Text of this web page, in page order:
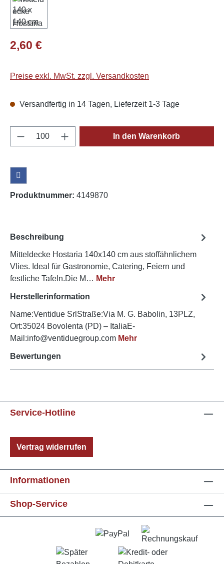
Regulärer Preis:
2,60 €
Preise exkl. MwSt. zzgl. Versandkosten
Versandfertig in 14 Tagen, Lieferzeit 1-3 Tage
Produkt Anzahl: Gib den gewünschten
In den Warenkorb
Produktnummer: 4149870
Beschreibung
Mitteldecke Hostaria 140x140 cm aus stoffähnlichem
Vlies. Ideal für Gastronomie, Catering, Feiern und
festliche Tafeln.Die M… Mehr
Herstellerinformation
Name:Ventidue SrlStraße:Via M. G. Babolin, 13PLZ,
Ort:35024 Bovolenta (PD) – ItaliaE-
Mail:info@ventiduegroup.com Mehr
Bewertungen
Service-Hotline
Vertrag widerrufen
Informationen
Shop-Service